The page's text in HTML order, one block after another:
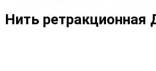
Нить ретракционная